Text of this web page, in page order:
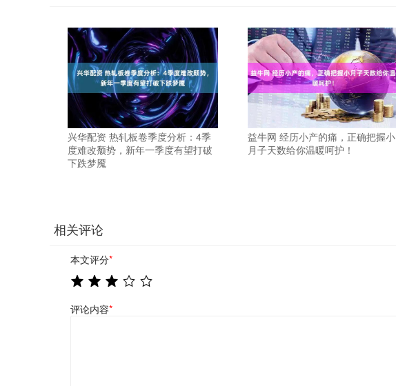
兴华配资 热轧板卷季度分析：4季
度难改颓势，新年一季度有望打破
下跌梦魇
益牛网 经历小产的痛，正确把握小
月子天数给你温暖呵护！
相关评论
本文评分*
评论内容*